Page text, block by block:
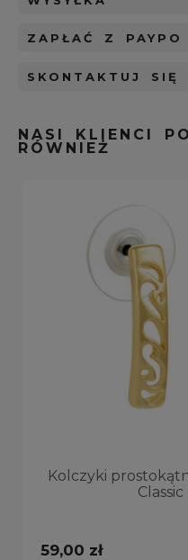
ZAPŁAĆ Z PAYPO
SKONTAKTUJ SIĘ
NASI KLIENCI
RÓWNIEŻ
Kolczyki
59,00 zł